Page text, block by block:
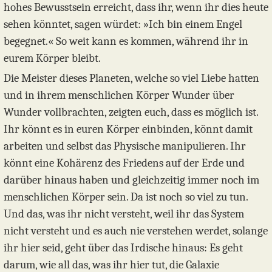
hohes Bewusstsein erreicht, dass ihr, wenn ihr dies heute
sehen könntet, sagen würdet: »Ich bin einem Engel
begegnet.« So weit kann es kommen, während ihr in
eurem Körper bleibt.
Die Meister dieses Planeten, welche so viel Liebe hatten
und in ihrem menschlichen Körper Wunder über
Wunder vollbrachten, zeigten euch, dass es möglich ist.
Ihr könnt es in euren Körper einbinden, könnt damit
arbeiten und selbst das Physische manipulieren. Ihr
könnt eine Kohärenz des Friedens auf der Erde und
darüber hinaus haben und gleichzeitig immer noch im
menschlichen Körper sein. Da ist noch so viel zu tun.
Und das, was ihr nicht versteht, weil ihr das System
nicht versteht und es auch nie verstehen werdet, solange
ihr hier seid, geht über das Irdische hinaus: Es geht
darum, wie all das, was ihr hier tut, die Galaxie